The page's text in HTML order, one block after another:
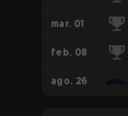
mar. 01
feb. 08
ago. 26